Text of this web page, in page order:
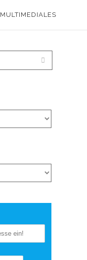
MULTIMEDIALES